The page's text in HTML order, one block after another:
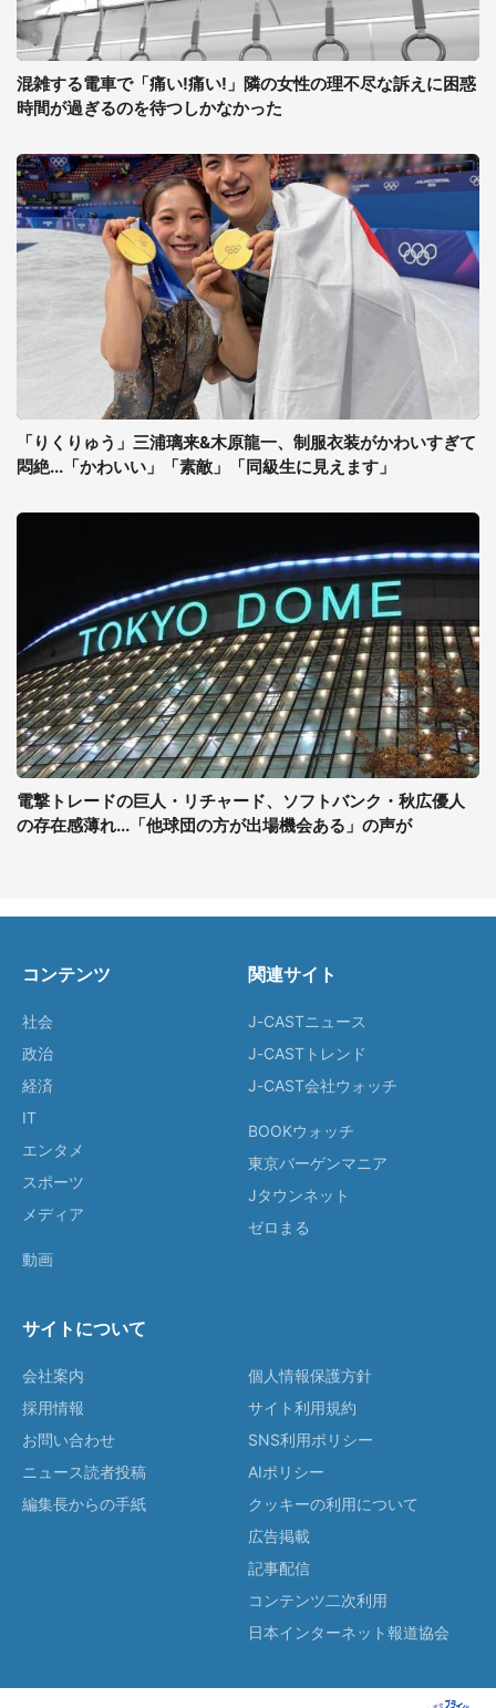
混雑する電車で「痛い!痛い!」隣の女性の理不尽な訴えに困惑
時間が過ぎるのを待つしかなかった
「りくりゅう」三浦璃来&木原龍一、制服衣装がかわいすぎて
悶絶...「かわいい」「素敵」「同級生に見えます」
電撃トレードの巨人・リチャード、ソフトバンク・秋広優人
の存在感薄れ...「他球団の方が出場機会ある」の声が
コンテンツ
社会
政治
経済
IT
エンタメ
スポーツ
メディア
動画
関連サイト
J-CASTニュース
J-CASTトレンド
J-CAST会社ウォッチ
BOOKウォッチ
東京バーゲンマニア
Jタウンネット
ゼロまる
サイトについて
会社案内
採用情報
お問い合わせ
ニュース読者投稿
編集長からの手紙
個人情報保護方針
サイト利用規約
SNS利用ポリシー
AIポリシー
クッキーの利用について
広告掲載
記事配信
コンテンツ二次利用
日本インターネット報道協会